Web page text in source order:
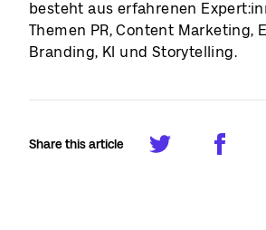
besteht aus erfahrenen
Themen PR, Content Marketing,
Branding, KI und Storytelling.
Share this article